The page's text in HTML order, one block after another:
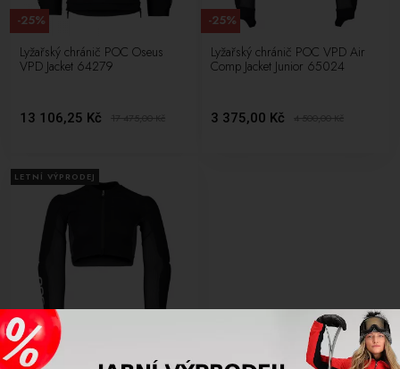
Lyžařský chránič POC Oseus
VPD Jacket 64279
13 106,25 Kč 17 475,00Kč
-25%
Lyžařský chránič POC VPD Air
Comp Jacket Junior 65024
3 375,00 Kč 4 500,00Kč
-25%
LETNÍ VÝPRODEJ
Lyžařský chránič POC VPD Air
-25%